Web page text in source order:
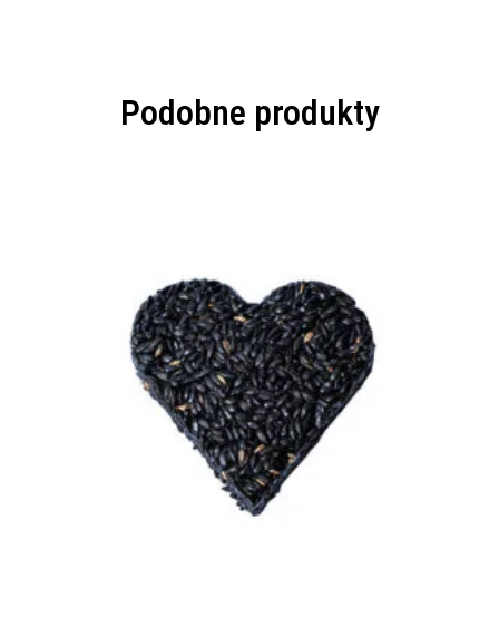
Podobne produkty